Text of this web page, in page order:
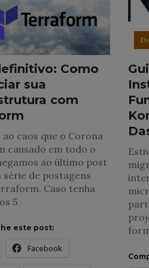
Como
sua
com
ao caos que o Corona
causado em todo o
ao último post
série de postagens
Caso tenha
5
este post:
Facebook